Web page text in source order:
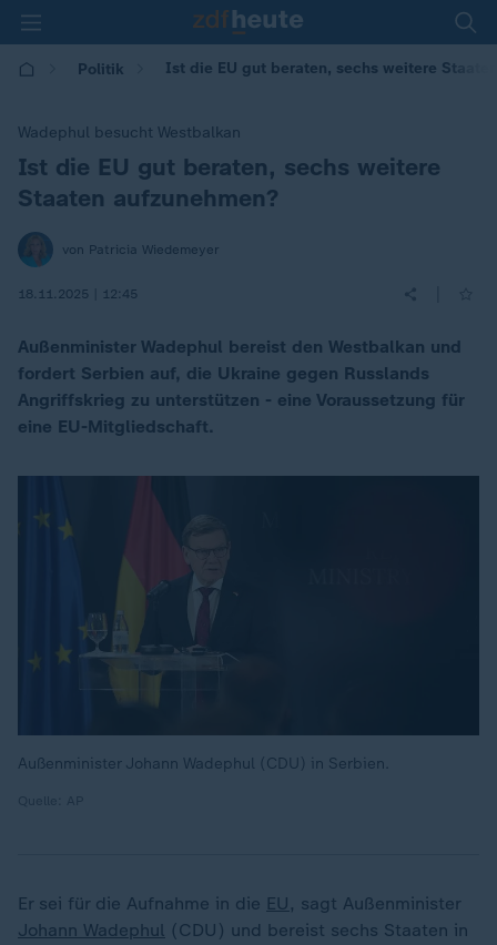
Politik Ist die EU gut beraten, sechs weitere
Wadephul besucht Westbalkan
:
Ist die EU gut beraten, sechs weitere
Staaten aufzunehmen?
von Patricia Wiedemeyer
18.11.2025 | 12:45
Außenminister Wadephul bereist den Westbalkan und
fordert Serbien auf, die Ukraine gegen Russlands
Angriffskrieg zu unterstützen - eine Voraussetzung für
eine EU-Mitgliedschaft.
Außenminister Johann Wadephul (CDU) in Serbien.
Er sei für die Aufnahme in die EU , sagt Außenminister
Johann Wadephul (CDU) und bereist sechs Staaten in